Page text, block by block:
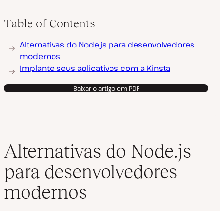
Table of Contents
Alternativas do Node.js para desenvolvedores
modernos
Implante seus aplicativos com a Kinsta
Baixar o artigo em PDF
Alternativas do Node.js
para desenvolvedores
modernos